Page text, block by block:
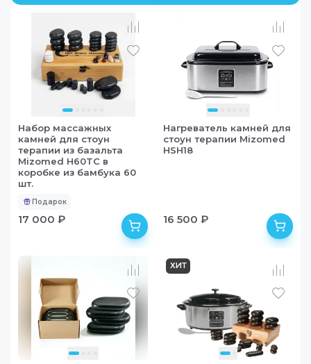
Набор массажных
камней для стоун
терапии из базальта
Mizomed H60TC в
коробке из бамбука 60
шт.
Подарок
17 000 ₽
Нагреватель камней для
стоун терапии Mizomed
HSH18
16 500 ₽
в наличии ХИТ
в наличии